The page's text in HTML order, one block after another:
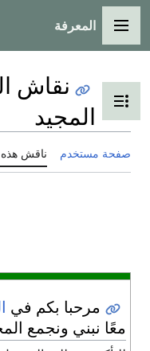
القائمة الرئيسية
المعرفة
تبديل عرض جدول المحتويات
نقاش
المجيد
مستخدم ناقش هذه
مرحبا بكم في
نبني ونجمع